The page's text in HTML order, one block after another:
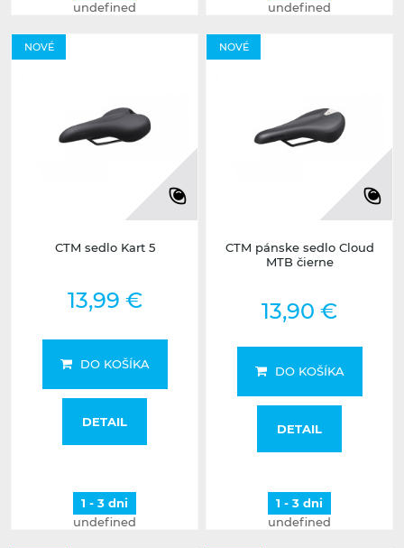
undefined
undefined
NOVÉ
CTM sedlo Kart 5
13,99 €
DO KOŠÍKA
DETAIL
1 - 3 dni
undefined
NOVÉ
CTM pánske sedlo Cloud
MTB čierne
13,90 €
DO KOŠÍKA
DETAIL
1 - 3 dni
undefined